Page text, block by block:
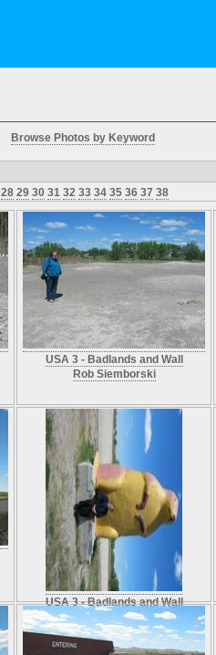
Browse Photos by Keyword
28 29 30 31 32 33 34 35 36 37 38
USA 3 - Badlands and Wall
Rob Siemborski
USA 3 - Badlands and Wall
Rob Siemborski